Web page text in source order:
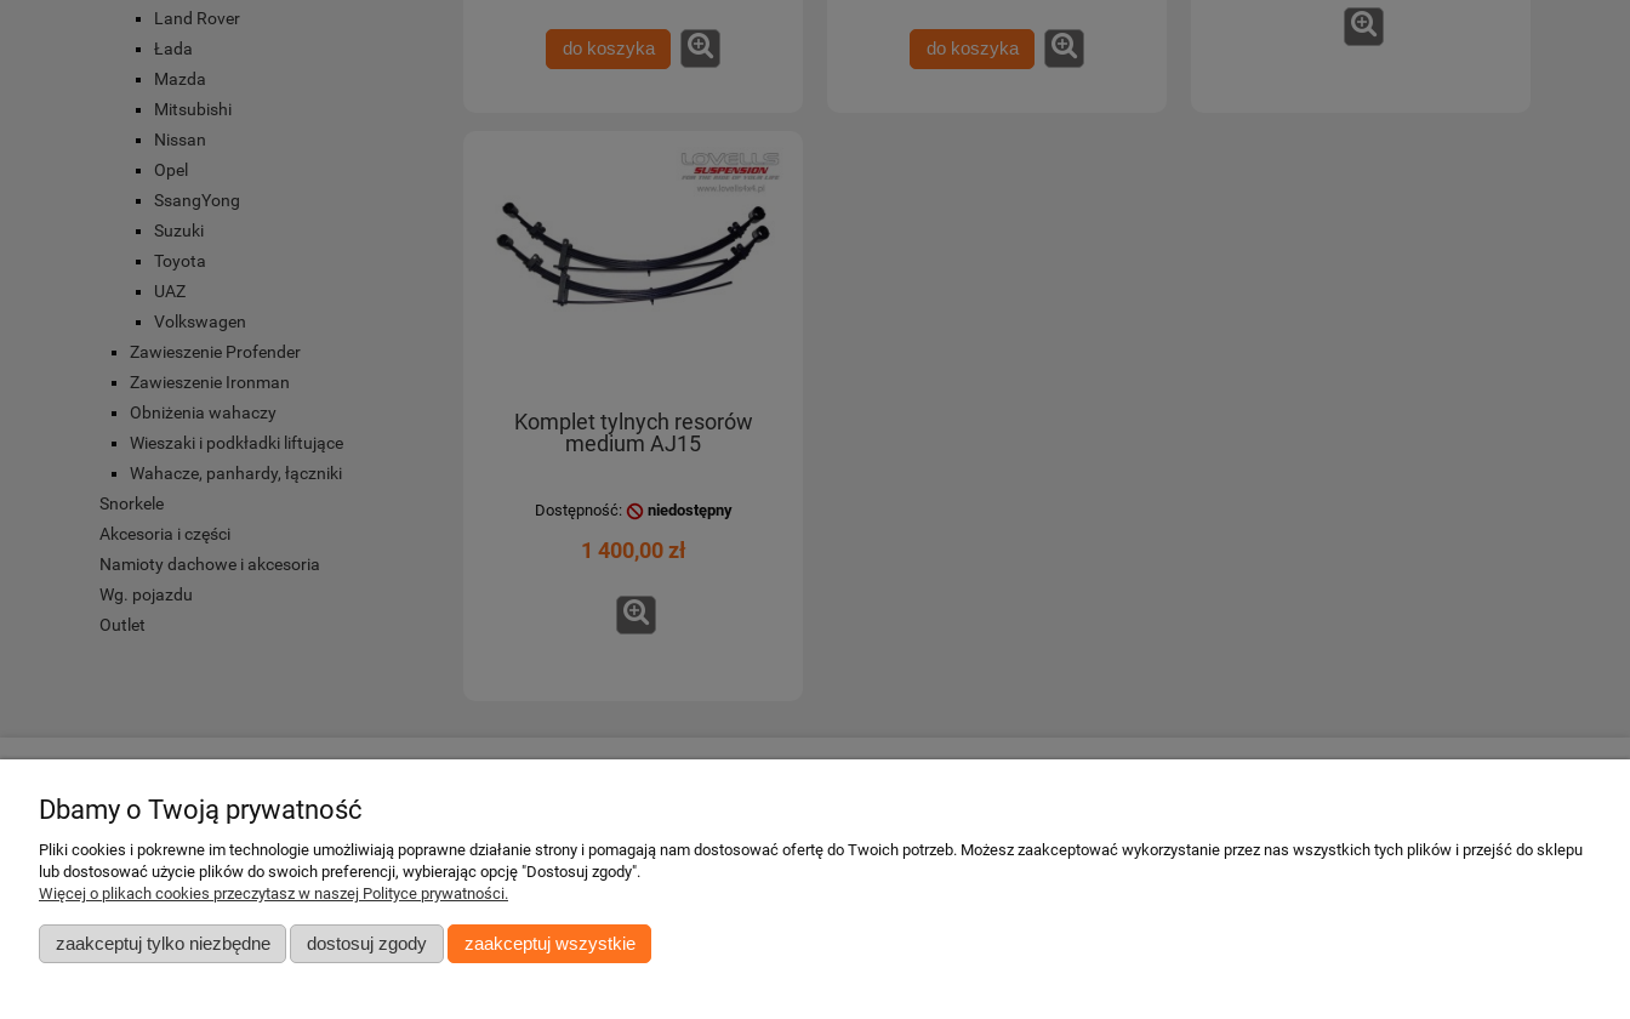
Land Rover
Łada
Mazda
Mitsubishi
Nissan
Opel
SsangYong
Suzuki
Toyota
UAZ
Volkswagen
Zawieszenie Profender
Zawieszenie Ironman
Obniżenia wahaczy
Wieszaki i podkładki liftujące
Wahacze, panhardy, łączniki
Snorkele
Akcesoria i części
Namioty dachowe i akcesoria
Wg. pojazdu
Outlet
do koszyka do koszyka
Komplet tylnych resorów
medium AJ15
Dostępność: niedostępny
1 400,00 zł
Twoje zamówienia
Ustawienia konta
Przechowalnia
Darmowa dostawa
Gwarancje
Zwroty i reklamacje
Zgłoś zwrot
Czas i koszty dostawy
Facebook
tel. 509 700 949
Dbamy o Twoją prywatność
Pliki cookies i pokrewne im technologie umożliwiają poprawne działanie strony i pomagają nam dostosować ofertę do Twoich potrzeb. Możesz zaakceptować wykorzystanie przez nas wszystkich tych plików i przejść do sklepu
lub dostosować użycie plików do swoich preferencji, wybierając opcję "Dostosuj zgody".
Więcej o plikach cookies przeczytasz w naszej Polityce prywatności.
zaakceptuj tylko niezbędne dostosuj zgody zaakceptuj wszystkie